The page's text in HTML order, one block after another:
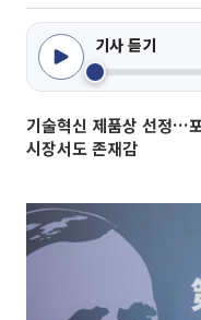
기사 듣기
기술혁신 제품상 선정…
시장서도 존재감